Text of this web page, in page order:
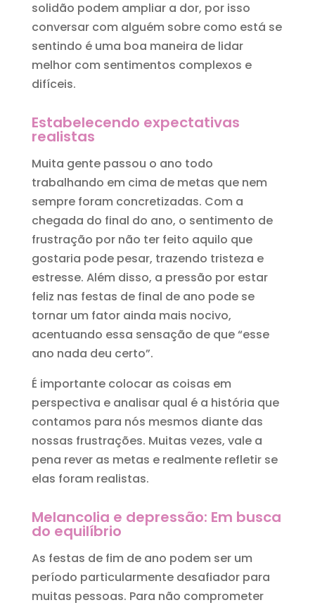
solidão podem ampliar a dor, por isso
conversar com alguém sobre como está se
sentindo é uma boa maneira de lidar
melhor com sentimentos complexos e
difíceis.
Estabelecendo expectativas
realistas
Muita gente passou o ano todo
trabalhando em cima de metas que nem
sempre foram concretizadas. Com a
chegada do final do ano, o sentimento de
frustração por não ter feito aquilo que
gostaria pode pesar, trazendo tristeza e
estresse. Além disso, a pressão por estar
feliz nas festas de final de ano pode se
tornar um fator ainda mais nocivo,
acentuando essa sensação de que “esse
ano nada deu certo”.
É importante colocar as coisas em
perspectiva e analisar qual é a história que
contamos para nós mesmos diante das
nossas frustrações. Muitas vezes, vale a
pena rever as metas e realmente refletir se
elas foram realistas.
Melancolia e depressão: Em busca
do equilíbrio
As festas de fim de ano podem ser um
período particularmente desafiador para
muitas pessoas. Para não comprometer